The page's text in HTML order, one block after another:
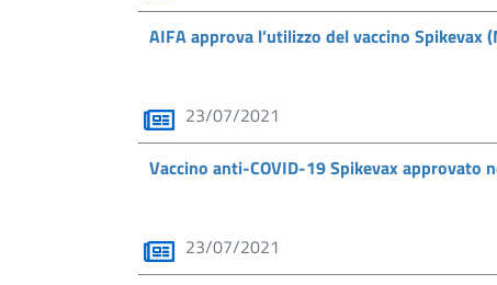
AIFA approva l’utilizzo del vaccino
23/07/2021
Vaccino anti-COVID-19 Spikevax approvato
23/07/2021